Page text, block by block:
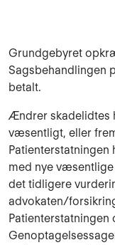
Grundgebyret
Sagsbehandlingen
betalt.
Ændrer skadelidtes
væsentligt, eller
Patienterstatningen
med nye
det tidligere
advokaten/
Patienterstatningen